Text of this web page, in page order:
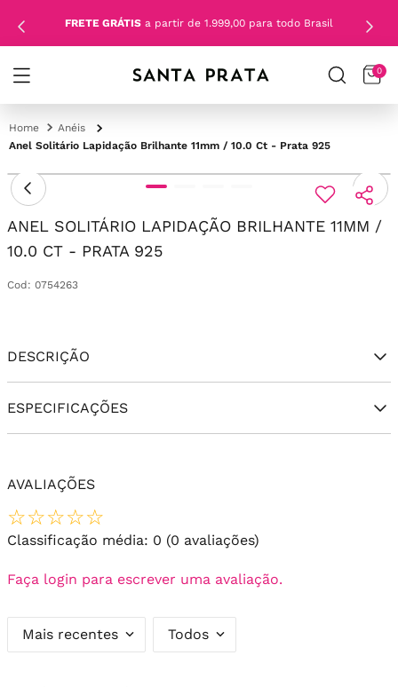
FRETE GRÁTIS a partir de 1.999,00 para todo Brasil
0
Anéis
Anel Solitário Lapidação Brilhante 11mm / 10.0 Ct - Prata 925
ANEL SOLITÁRIO LAPIDAÇÃO BRILHANTE 11MM /
10.0 CT - PRATA 925
Cod : 0754263
DESCRIÇÃO
ESPECIFICAÇÕES
AVALIAÇÕES
☆☆☆☆☆
Classificação média: 0 (0 avaliações)
Faça login para escrever uma avaliação.
Mais recentes Todos